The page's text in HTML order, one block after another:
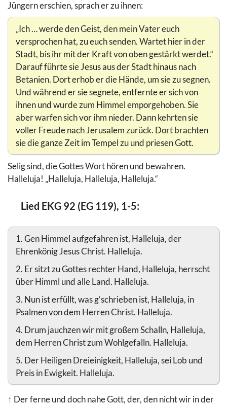
Jüngern erschien, sprach er zu ihnen:
„Ich … werde den Geist, den mein Vater euch
versprochen hat, zu euch senden. Wartet hier in der
Stadt, bis ihr mit der Kraft von oben gestärkt werdet.“
Darauf führte sie Jesus aus der Stadt hinaus nach
Betanien. Dort erhob er die Hände, um sie zu segnen.
Und während er sie segnete, entfernte er sich von
ihnen und wurde zum Himmel emporgehoben. Sie
aber warfen sich vor ihm nieder. Dann kehrten sie
voller Freude nach Jerusalem zurück. Dort brachten
sie die ganze Zeit im Tempel zu und priesen Gott.
Selig sind, die Gottes Wort hören und bewahren.
Halleluja! „Halleluja, Halleluja, Halleluja.“
Lied EKG 92 (EG 119), 1-5:
1. Gen Himmel aufgefahren ist, Halleluja, der
Ehrenkönig Jesus Christ. Halleluja.
2. Er sitzt zu Gottes rechter Hand, Halleluja, herrscht
über Himml und alle Land. Halleluja.
3. Nun ist erfüllt, was g‘schrieben ist, Halleluja, in
Psalmen von dem Herren Christ. Halleluja.
4. Drum jauchzen wir mit großem Schalln, Halleluja,
dem Herren Christ zum Wohlgefalln. Halleluja.
5. Der Heiligen Dreieinigkeit, Halleluja, sei Lob und
Preis in Ewigkeit. Halleluja.
↑ Der ferne und doch nahe Gott, der, den nicht wir in der